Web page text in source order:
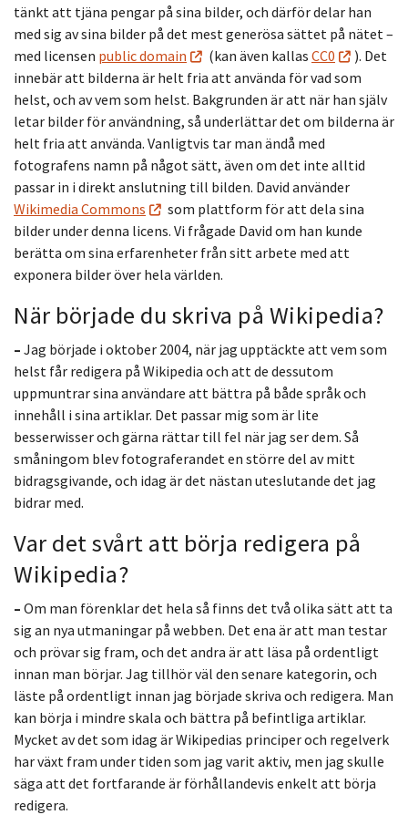
tänkt att tjäna pengar på sina bilder, och därför delar han
med sig av sina bilder på det mest generösa sättet på nätet –
med licensen public domain (kan även kallas CC0
). Det
innebär att bilderna är helt fria att använda för vad som
helst, och av vem som helst. Bakgrunden är att när han själv
letar bilder för användning, så underlättar det om bilderna är
helt fria att använda. Vanligtvis tar man ändå med
fotografens namn på något sätt, även om det inte alltid
passar in i direkt anslutning till bilden. David använder
Wikimedia Commons
som plattform för att dela sina
bilder under denna licens. Vi frågade David om han kunde
berätta om sina erfarenheter från sitt arbete med att
exponera bilder över hela världen.
När började du skriva på Wikipedia?
– Jag började i oktober 2004, när jag upptäckte att vem som
helst får redigera på Wikipedia och att de dessutom
uppmuntrar sina användare att bättra på både språk och
innehåll i sina artiklar. Det passar mig som är lite
besserwisser och gärna rättar till fel när jag ser dem. Så
småningom blev fotograferandet en större del av mitt
bidragsgivande, och idag är det nästan uteslutande det jag
bidrar med.
Var det svårt att börja redigera på
Wikipedia?
– Om man förenklar det hela så finns det två olika sätt att ta
sig an nya utmaningar på webben. Det ena är att man testar
och prövar sig fram, och det andra är att läsa på ordentligt
innan man börjar. Jag tillhör väl den senare kategorin, och
läste på ordentligt innan jag började skriva och redigera. Man
kan börja i mindre skala och bättra på befintliga artiklar.
Mycket av det som idag är Wikipedias principer och regelverk
har växt fram under tiden som jag varit aktiv, men jag skulle
säga att det fortfarande är förhållandevis enkelt att börja
redigera.